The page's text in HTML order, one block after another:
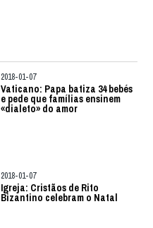
2018-01-07
Vaticano: Papa batiza 34 bebés
e pede que famílias ensinem
«dialeto» do amor
2018-01-07
Igreja: Cristãos de Rito
Bizantino celebram o Natal